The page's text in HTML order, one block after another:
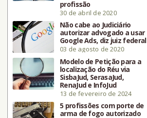
profissão
30 de abril de 2020
Não cabe ao Judiciário
autorizar advogado a usar
Google Ads, diz juiz federal
03 de agosto de 2020
Modelo de Petição para a
localização do Réu via
SisbaJud, SerasaJud,
RenaJud e InfoJud
13 de fevereiro de 2024
5 profissões com porte de
arma de fogo autorizado